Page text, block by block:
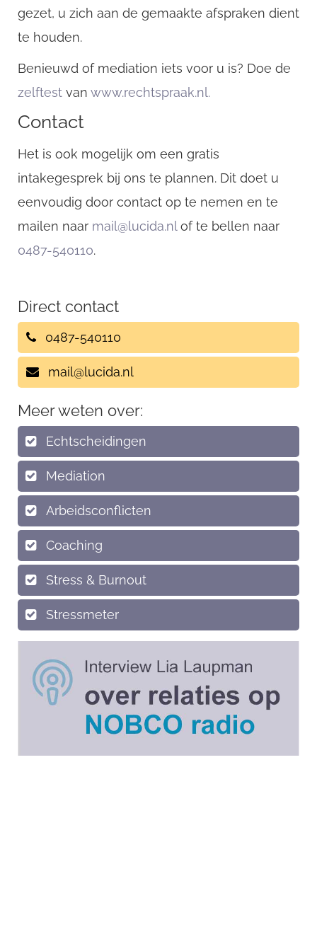
gezet, u zich aan de gemaakte afspraken dient
te houden.
Benieuwd of mediation iets voor u is? Doe de
zelftest van www.rechtspraak.nl.
Contact
Het is ook mogelijk om een gratis
intakegesprek bij ons te plannen. Dit doet u
eenvoudig door contact op te nemen en te
mailen naar mail@lucida.nlof te bellen naar
0487-540110.
Direct contact
0487-540110
mail@lucida.nl
Meer weten over:
Echtscheidingen
Mediation
Arbeidsconflicten
Coaching
Stress & Burnout
Stressmeter